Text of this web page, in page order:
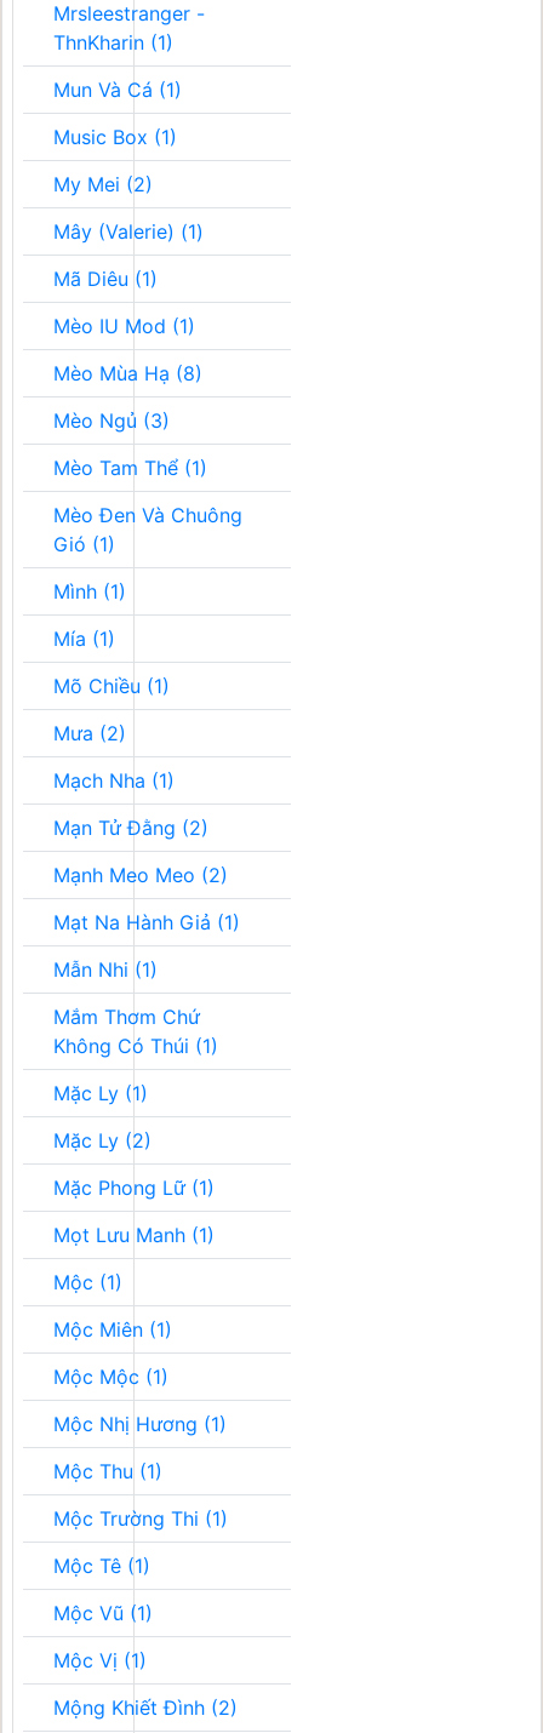
Mrsleestranger -
ThnKharin (1)
Mun Và Cá (1)
Music Box (1)
My Mei (2)
Mây (Valerie) (1)
Mã Diêu (1)
Mèo IU Mod (1)
Mèo Mùa Hạ (8)
Mèo Ngủ (3)
Mèo Tam Thể (1)
Mèo Đen Và Chuông
Gió (1)
Mình (1)
Mía (1)
Mõ Chiều (1)
Mưa (2)
Mạch Nha (1)
Mạn Tử Đằng (2)
Mạnh Meo Meo (2)
Mạt Na Hành Giả (1)
Mẫn Nhi (1)
Mắm Thơm Chứ
Không Có Thúi (1)
Mặc Ly (1)
Mặc Ly (2)
Mặc Phong Lữ (1)
Mọt Lưu Manh (1)
Mộc (1)
Mộc Miên (1)
Mộc Mộc (1)
Mộc Nhị Hương (1)
Mộc Thu (1)
Mộc Trường Thi (1)
Mộc Tê (1)
Mộc Vũ (1)
Mộc Vị (1)
Mộng Khiết Đình (2)